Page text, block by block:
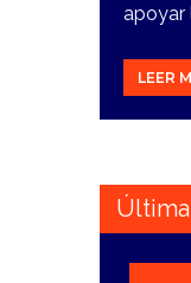
apoyar
LEER